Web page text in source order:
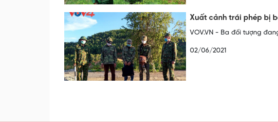
Xuất cảnh trái phép bị
VOV.VN - Ba đối tượng
02/06/2021